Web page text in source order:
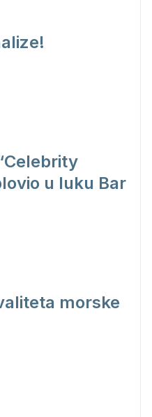
u luku Bar
morske